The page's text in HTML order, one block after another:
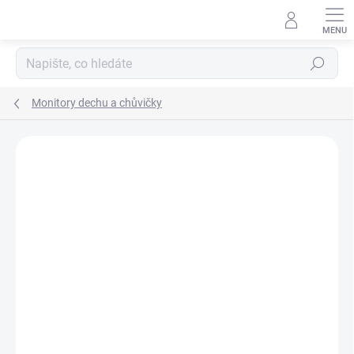
Hledat
Monitory dechu a chůvičky